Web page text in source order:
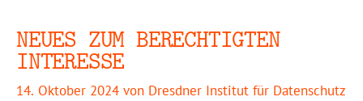
NEUES ZUM BERECHTIGTEN
INTERESSE
14. Oktober 2024 von Dresdner Institut für Datenschutz